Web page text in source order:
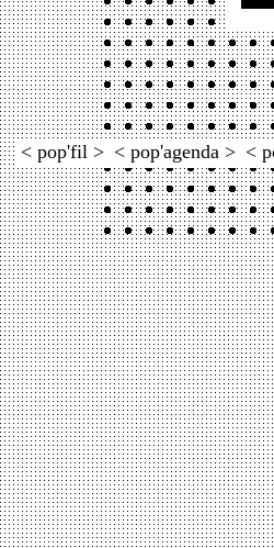
< pop'fil > < pop'agenda > <